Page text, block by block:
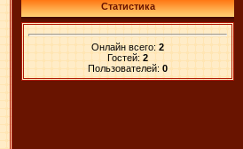
Статистика
Онлайн всего: 2
Гостей: 2
Пользователей: 0